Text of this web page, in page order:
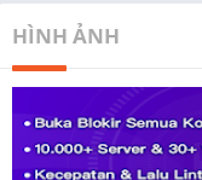
HÌNH ẢNH